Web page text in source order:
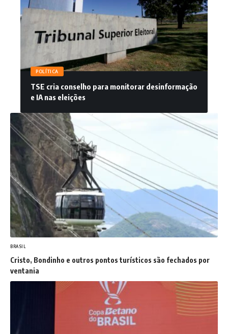
POLÍTICA
TSE cria conselho para monitorar desinformação
e IA nas eleições
BRASIL
Cristo, Bondinho e outros pontos turísticos são fechados por
ventania